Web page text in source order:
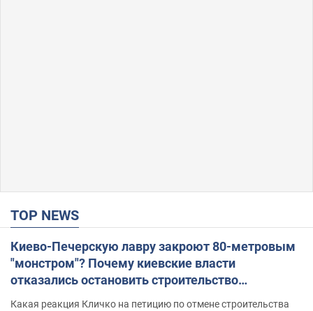
TOP NEWS
Киево-Печерскую лавру закроют 80-метровым
"монстром"? Почему киевские власти
отказались остановить строительство
небоскреба "московского верующего"
Какая реакция Кличко на петицию по отмене строительства